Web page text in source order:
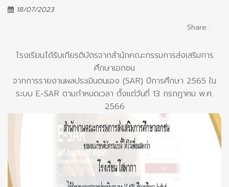
18/07/2023
Share :
โรงเรียนได้รับเกียรติบัตรจากสำนักคณะกรรมการส่งเสริมการ
ศึกษาเอกชน
จากการรายงานผลประเมินตนเอง (SAR) ปีการศึกษา 2565 ใน
ระบบ E-SAR ตามกำหนดเวลา ตั้งแต่วันที่ 13 กรกฎาคม พ.ศ.
2566